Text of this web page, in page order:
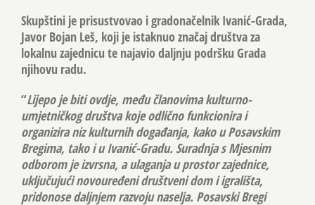
Skupštini je prisustvovao i gradonačelnik Ivanić-Grada,
Javor Bojan Leš, koji je istaknuo značaj društva za
lokalnu zajednicu te najavio daljnju podršku Grada
njihovu radu.
“Lijepo je biti ovdje, među članovima kulturno-
umjetničkog društva koje odlično funkcionira i
organizira niz kulturnih događanja, kako u Posavskim
Bregima, tako i u Ivanić-Gradu. Suradnja s Mjesnim
odborom je izvrsna, a ulaganja u prostor zajednice,
uključujući novouređeni društveni dom i igrališta,
pridonose daljnjem razvoju naselja. Posavski Bregi